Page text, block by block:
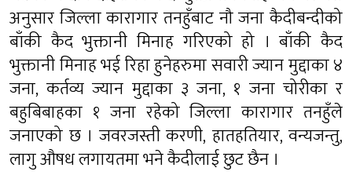
अनुसार जिल्ला कारागार तनहुँबाट नौ जना कैदीबन्दीको
बाँकी कैद भुक्तानी मिनाह गरिएको हो । बाँकी कैद
भुक्तानी मिनाह भई रिहा हुनेहरुमा सवारी ज्यान मुद्दाका ४
जना, कर्तव्य ज्यान मुद्दाका ३ जना, १ जना चोरीका र
बहुबिबाहका १ जना रहेको जिल्ला कारागार तनहुँले
जनाएको छ । जवरजस्ती करणी, हातहतियार, वन्यजन्तु,
लागु औषध लगायतमा भने कैदीलाई छुट छैन ।